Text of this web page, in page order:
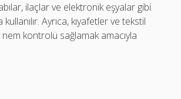
ilaçlar ve elektronik eşyalar gibi
Ayrıca, kıyafetler ve tekstil
kontrolü sağlamak amacıyla